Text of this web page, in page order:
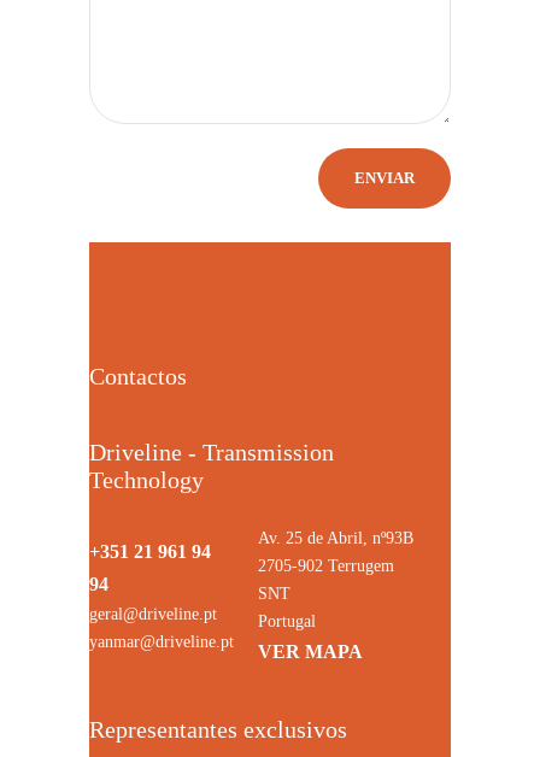
Contactos
Driveline - Transmission
Technology
+351 21 961 94
94
geral@driveline.pt
yanmar@driveline.pt
Av. 25 de Abril, nº93B
2705-902 Terrugem
SNT
Portugal
VER MAPA
Representantes exclusivos